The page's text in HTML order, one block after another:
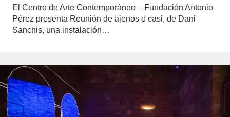
El Centro de Arte Contemporáneo – Fundación Antonio
Pérez presenta Reunión de ajenos o casi, de Dani
Sanchis, una instalación…